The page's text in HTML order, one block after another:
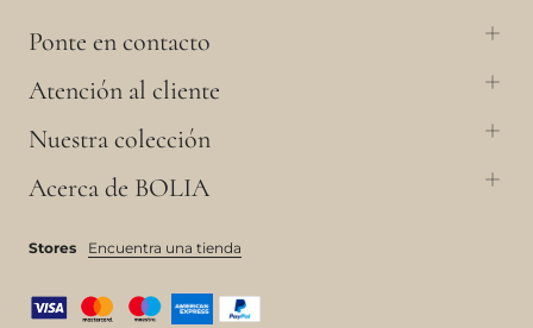
Ponte en contacto
Atención al cliente
Nuestra colección
Acerca de BOLIA
Stores Encuentra una tienda